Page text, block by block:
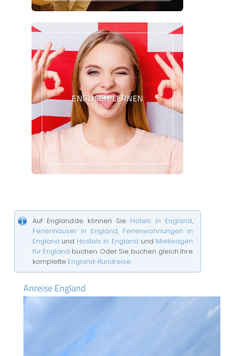
ENGLISCH LERNEN
Auf England.de können Sie Hotels in England,
Ferienhäuser in England, Ferienwohnungen in
England und Hostels in England und Mietwagen
für England buchen. Oder Sie buchen gleich Ihre
komplette England-Rundreise.
Anreise England